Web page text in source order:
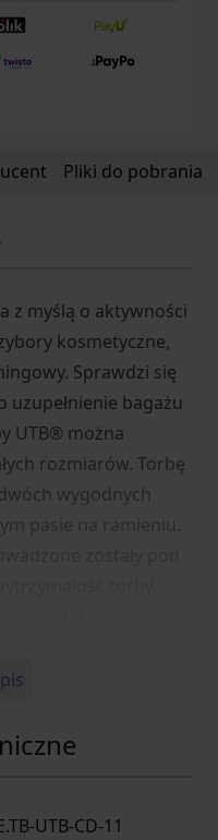
Pliki do pobrania
z myślą o aktywności
kosmetyczne,
Sprawdzi się
bagażu
UTB® można
rozmiarów. Torbę
wygodnych
pasie na ramieniu.
UTB-CD-11